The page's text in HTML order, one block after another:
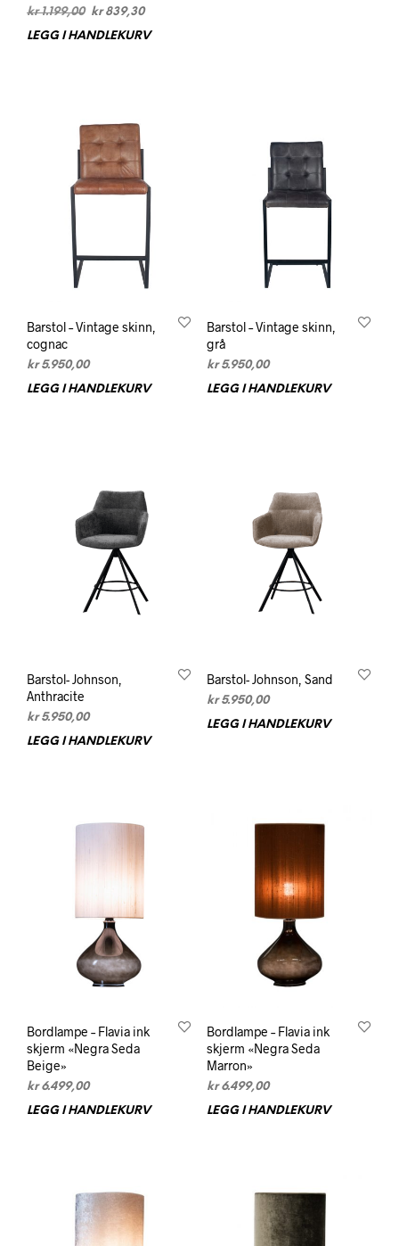
kr1.199,00
Opprinnelig
pris
kr839,30Nåværende
pris
LEGG I HANDLEKURV
Barstol – Vintage skinn,
cognac
kr5.950,00
LEGG I HANDLEKURV
Barstol – Vintage skinn,
grå
kr5.950,00
LEGG I HANDLEKURV
Barstol- Johnson,
Anthracite
kr5.950,00
LEGG I HANDLEKURV
Barstol- Johnson, Sand
kr5.950,00
LEGG I HANDLEKURV
Bordlampe – Flavia ink
skjerm «Negra Seda
Beige»
kr6.499,00
LEGG I HANDLEKURV
Bordlampe – Flavia ink
skjerm «Negra Seda
Marron»
kr6.499,00
LEGG I HANDLEKURV